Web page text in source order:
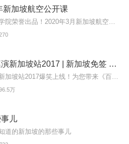
新加坡航空公开课
德云社世界巡演新加坡站2017 | 新加坡免签 看巡演更方便
万
儿
道的新加坡的那些事儿